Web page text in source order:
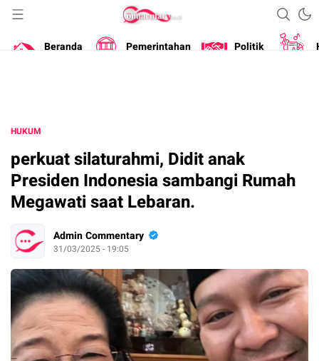
Commentary
Portal Berita Masa Kini
Beranda
Pemerintahan Politik
HUKUM
perkuat silaturahmi, Didit anak
Presiden Indonesia sambangi Rumah
Megawati saat Lebaran.
Admin Commentary
31/03/2025 - 19:05